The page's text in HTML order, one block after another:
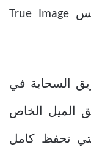
برامج متعددة منها برنامج أكرونيس True Image
السحابة في
الميل الخاص
تحفظ كامل